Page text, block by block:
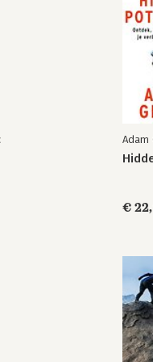
redden 68
73
94
met anonieme aanklachten
128
aanleg of aangeleerd? 139
142
Adam
€